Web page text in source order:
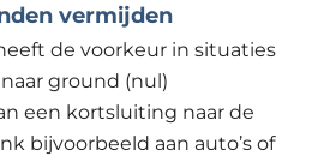
vermijden
de voorkeur in situaties
ground (nul)
een kortsluiting naar de
bijvoorbeeld aan auto’s of